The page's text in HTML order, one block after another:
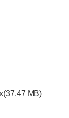
MB)